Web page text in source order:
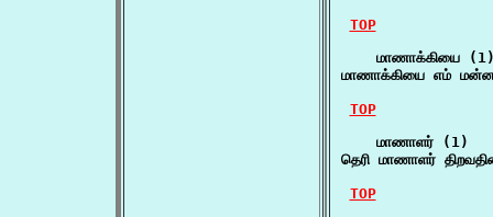
TOP
மாணாக்கியை
மாணாக்கியை எம்
TOP
    மாணாளர் (1)
தெரி மாணாளர்
TOP